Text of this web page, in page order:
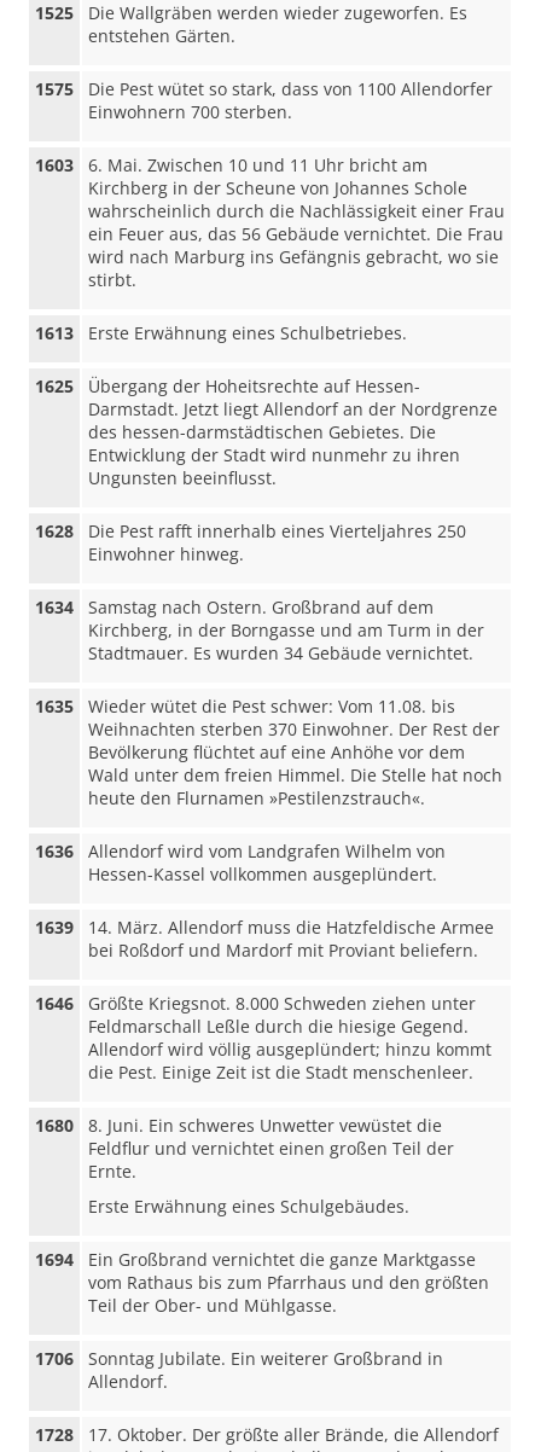
1525
Die Wallgräben werden wieder zugeworfen. Es
entstehen Gärten.
1575
Die Pest wütet so stark, dass von 1100 Allendorfer
Einwohnern 700 sterben.
1603
6. Mai. Zwischen 10 und 11 Uhr bricht am
Kirchberg in der Scheune von Johannes Schole
wahrscheinlich durch die Nachlässigkeit einer Frau
ein Feuer aus, das 56 Gebäude vernichtet. Die Frau
wird nach Marburg ins Gefängnis gebracht, wo sie
stirbt.
1613 Erste Erwähnung eines Schulbetriebes.
1625
Übergang der Hoheitsrechte auf Hessen-
Darmstadt. Jetzt liegt Allendorf an der Nordgrenze
des hessen-darmstädtischen Gebietes. Die
Entwicklung der Stadt wird nunmehr zu ihren
Ungunsten beeinflusst.
1628
Die Pest rafft innerhalb eines Vierteljahres 250
Einwohner hinweg.
1634
Samstag nach Ostern. Großbrand auf dem
Kirchberg, in der Borngasse und am Turm in der
Stadtmauer. Es wurden 34 Gebäude vernichtet.
1635
Wieder wütet die Pest schwer: Vom 11.08. bis
Weihnachten sterben 370 Einwohner. Der Rest der
Bevölkerung flüchtet auf eine Anhöhe vor dem
Wald unter dem freien Himmel. Die Stelle hat noch
heute den Flurnamen »Pestilenzstrauch«.
1636
Allendorf wird vom Landgrafen Wilhelm von
Hessen-Kassel vollkommen ausgeplündert.
1639
14. März. Allendorf muss die Hatzfeldische Armee
bei Roßdorf und Mardorf mit Proviant beliefern.
1646
Größte Kriegsnot. 8.000 Schweden ziehen unter
Feldmarschall Leßle durch die hiesige Gegend.
Allendorf wird völlig ausgeplündert; hinzu kommt
die Pest. Einige Zeit ist die Stadt menschenleer.
1680
8. Juni. Ein schweres Unwetter vewüstet die
Feldflur und vernichtet einen großen Teil der
Ernte.
Erste Erwähnung eines Schulgebäudes.
1694
Ein Großbrand vernichtet die ganze Marktgasse
vom Rathaus bis zum Pfarrhaus und den größten
Teil der Ober- und Mühlgasse.
1706
Sonntag Jubilate. Ein weiterer Großbrand in
Allendorf.
1728
17. Oktober. Der größte aller Brände, die Allendorf